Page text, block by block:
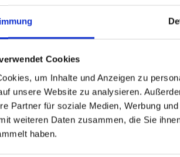
Cookies
um Inhalte und Anzeigen zu
unsere Website zu analysieren.
Partner für soziale Medien, Werbung
weiteren Daten zusammen, die Sie
haben.